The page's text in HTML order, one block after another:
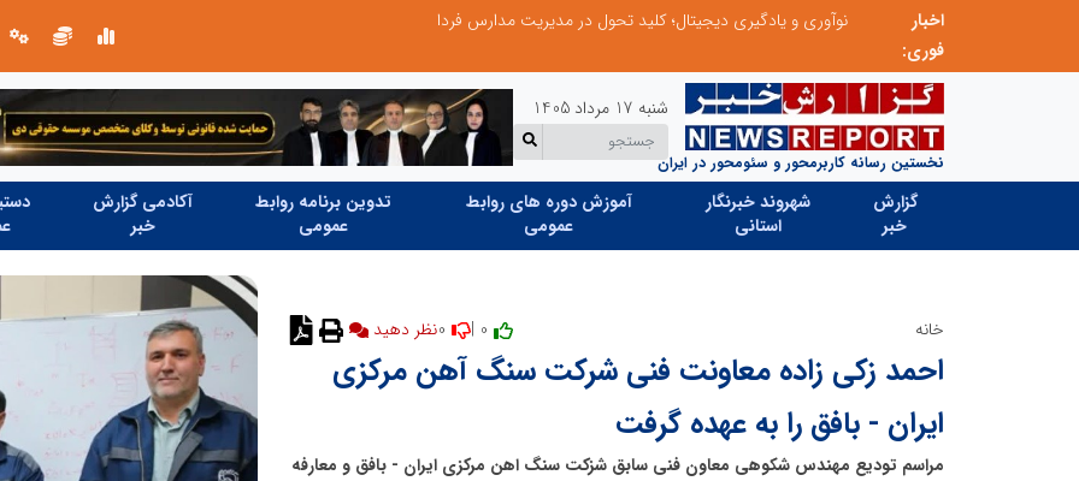
اخبار
فوری:
نوآوری و یادگیری دیجیتال؛ کلید تحول در مدیریت مدارس فردا
نخستین رسانه کاربرمحور و سئومحور در ایران
شنبه 17 مرداد 1405
گزارش
خبر
شهروند خبرنگار
استانی
آموزش دوره های روابط
عمومی
تدوین برنامه روابط
عمومی
آکادمی گزارش
خبر
خانه نظر دهید
احمد زکی زاده معاونت فنی شرکت سنگ آهن مرکزی
ایران - بافق را به عهده گرفت
مراسم تودیع مهندس شکوهی معاون فنی سابق شزکت سنگ اهن مرکزی ایران - بافق و معارفه